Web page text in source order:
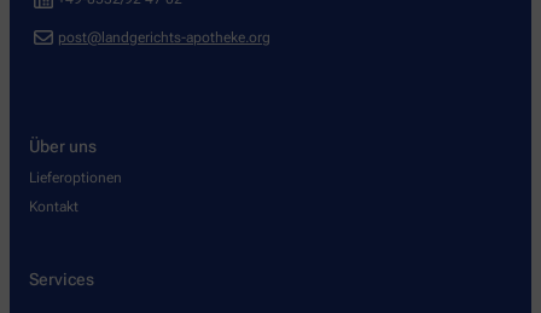
post@landgerichts-apotheke.org
Über uns
Lieferoptionen
Kontakt
Services